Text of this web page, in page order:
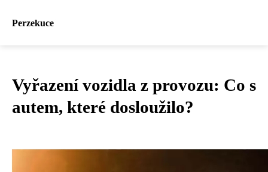
Perzekuce
Vyřazení vozidla z provozu: Co s
autem, které dosloužilo?